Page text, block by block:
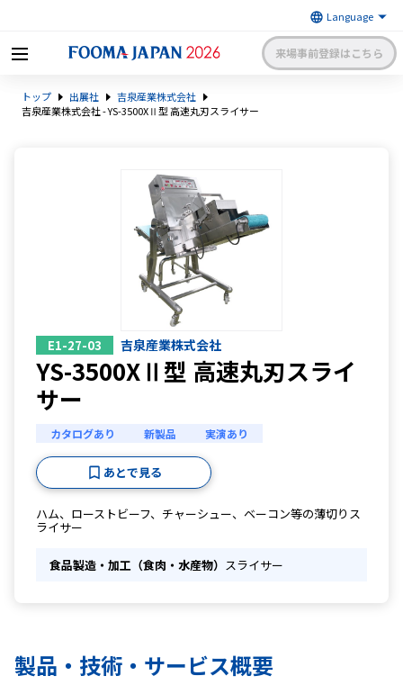
来場事前登録はこちら
級の食品製造総合展〜 | 一般社
団法人 日本食品機械工業会主催
English 簡体中文
トップ 出展社
吉泉産業株式会社
吉泉産業株式会社 - YS-3500XⅡ型 高速丸刃スライサー
E1-27-03 吉泉産業株式会社
YS-3500XⅡ型 高速丸刃スライ
サー
カタログあり 新製品 実演あり
あとで見る
ハム、ローストビーフ、チャーシュー、ベーコン等の薄切りス
ライサー
食品製造・加工（食肉・水産物） スライサー
製品・技術・サービス概要